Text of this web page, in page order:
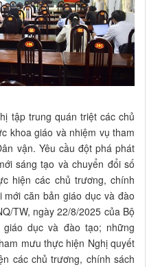
tập trung quán triệt các chủ
khoa giáo và nhiệm vụ tham
vận. Yêu cầu đột phá phát
sáng tạo và chuyển đổi số
hiện các chủ trương, chính
căn bản giáo dục và đào
TW, ngày 22/8/2025 của Bộ
dục và đào tạo; những
mưu thực hiện Nghị quyết
các chủ trương, chính sách